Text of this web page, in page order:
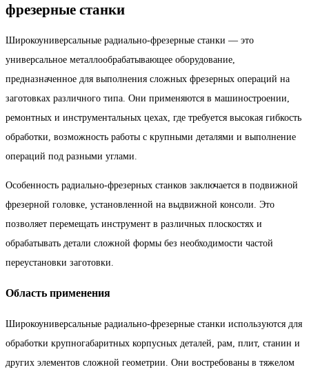
фрезерные станки
Широкоуниверсальные радиально-фрезерные станки — это
универсальное металлообрабатывающее оборудование,
предназначенное для выполнения сложных фрезерных операций на
заготовках различного типа. Они применяются в машиностроении,
ремонтных и инструментальных цехах, где требуется высокая гибкость
обработки, возможность работы с крупными деталями и выполнение
операций под разными углами.
Особенность радиально-фрезерных станков заключается в подвижной
фрезерной головке, установленной на выдвижной консоли. Это
позволяет перемещать инструмент в различных плоскостях и
обрабатывать детали сложной формы без необходимости частой
переустановки заготовки.
Область применения
Широкоуниверсальные радиально-фрезерные станки используются для
обработки крупногабаритных корпусных деталей, рам, плит, станин и
других элементов сложной геометрии. Они востребованы в тяжелом